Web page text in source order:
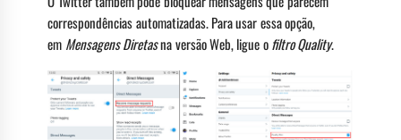
correspondências automatizadas. Para usar essa opção,
em Mensagens Diretasna versão Web, ligue ofiltro Quality.